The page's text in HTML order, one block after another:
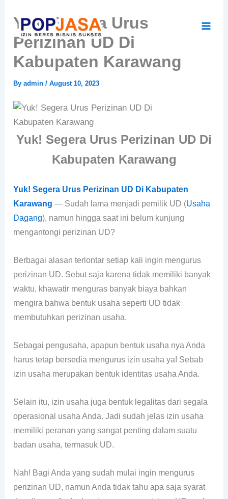
content
Yuk! Segera Urus
Perizinan UD Di
Kabupaten Karawang
Byadmin/August 10, 2023
Yuk! Segera Urus Perizinan UD Di
Kabupaten Karawang
Yuk! Segera Urus Perizinan UD Di Kabupaten
Karawang— Sudah lama menjadi pemilik UD (Usaha
Dagang), namun hingga saat ini belum kunjung
mengantongi perizinan UD?
Berbagai alasan terlontar setiap kali ingin mengurus
perizinan UD. Sebut saja karena tidak memiliki banyak
waktu, khawatir menguras banyak biaya bahkan
mengira bahwa bentuk usaha seperti UD tidak
membutuhkan perizinan usaha.
Sebagai pengusaha, apapun bentuk usaha nya Anda
harus tetap bersedia mengurus izin usaha ya! Sebab
izin usaha merupakan bentuk identitas usaha Anda.
Selain itu, izin usaha juga bentuk legalitas dari segala
operasional usaha Anda. Jadi sudah jelas izin usaha
memiliki peranan yang sangat penting dalam suatu
badan usaha, termasuk UD.
Nah! Bagi Anda yang sudah mulai ingin mengurus
perizinan UD, namun Anda tidak tahu apa saja syarat